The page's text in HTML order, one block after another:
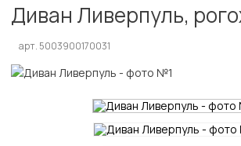
Диван Ливерпуль,
арт. 5003900170031